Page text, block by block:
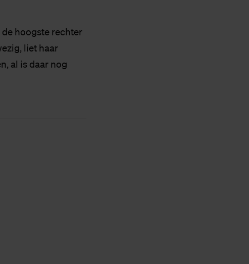
hoogste rechter
liet haar
al is daar nog